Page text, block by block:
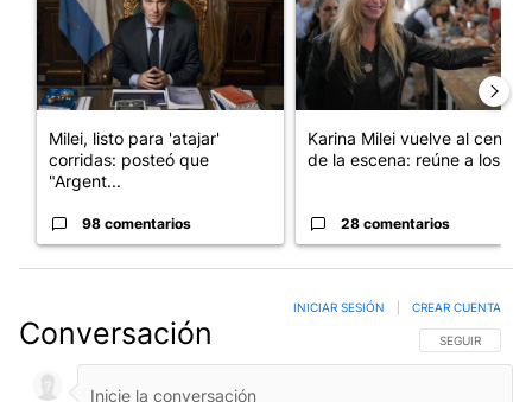
Milei, listo para 'atajar'
corridas: posteó que
"Argent...
98 comentarios
Karina Milei vuelve al centro
de la escena: reúne a los...
28 comentarios
Conversación SIGA ESTA
SEGUIR
INICIAR SESIÓN CREAR CUENTA